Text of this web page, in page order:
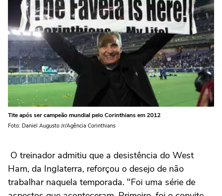
Tite após ser campeão mundial pelo Corinthians em 2012
Foto: Daniel Augusto Jr/Agência Corinthians
O treinador admitiu que a desistência do West
Ham, da Inglaterra, reforçou o desejo de não
trabalhar naquela temporada. "Foi uma série de